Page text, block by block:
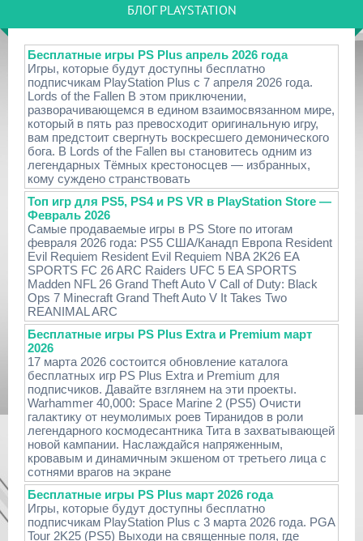
БЛОГ PLAYSTATION
Бесплатные игры PS Plus апрель 2026 года
Игры, которые будут доступны бесплатно
подписчикам PlayStation Plus с 7 апреля 2026 года.
Lords of the Fallen В этом приключении,
разворачивающемся в едином взаимосвязанном мире,
который в пять раз превосходит оригинальную игру,
вам предстоит свергнуть воскресшего демонического
бога. В Lords of the Fallen вы становитесь одним из
легендарных Тёмных крестоносцев — избранных,
кому суждено странствовать
Топ игр для PS5, PS4 и PS VR в PlayStation Store —
Февраль 2026
Самые продаваемые игры в PS Store по итогам
февраля 2026 года: PS5 США/Канадп Европа Resident
Evil Requiem Resident Evil Requiem NBA 2K26 EA
SPORTS FC 26 ARC Raiders UFC 5 EA SPORTS
Madden NFL 26 Grand Theft Auto V Call of Duty: Black
Ops 7 Minecraft Grand Theft Auto V It Takes Two
REANIMAL ARC
Бесплатные игры PS Plus Extra и Premium март
2026
17 марта 2026 состоится обновление каталога
бесплатных игр PS Plus Extra и Premium для
подписчиков. Давайте взглянем на эти проекты.
Warhammer 40,000: Space Marine 2 (PS5) Очисти
галактику от неумолимых роев Тиранидов в роли
легендарного космодесантника Тита в захватывающей
новой кампании. Наслаждайся напряженным,
кровавым и динамичным экшеном от третьего лица с
сотнями врагов на экране
Бесплатные игры PS Plus март 2026 года
Игры, которые будут доступны бесплатно
подписчикам PlayStation Plus с 3 марта 2026 года. PGA
Tour 2K25 (PS5) Выходи на священные поля, где